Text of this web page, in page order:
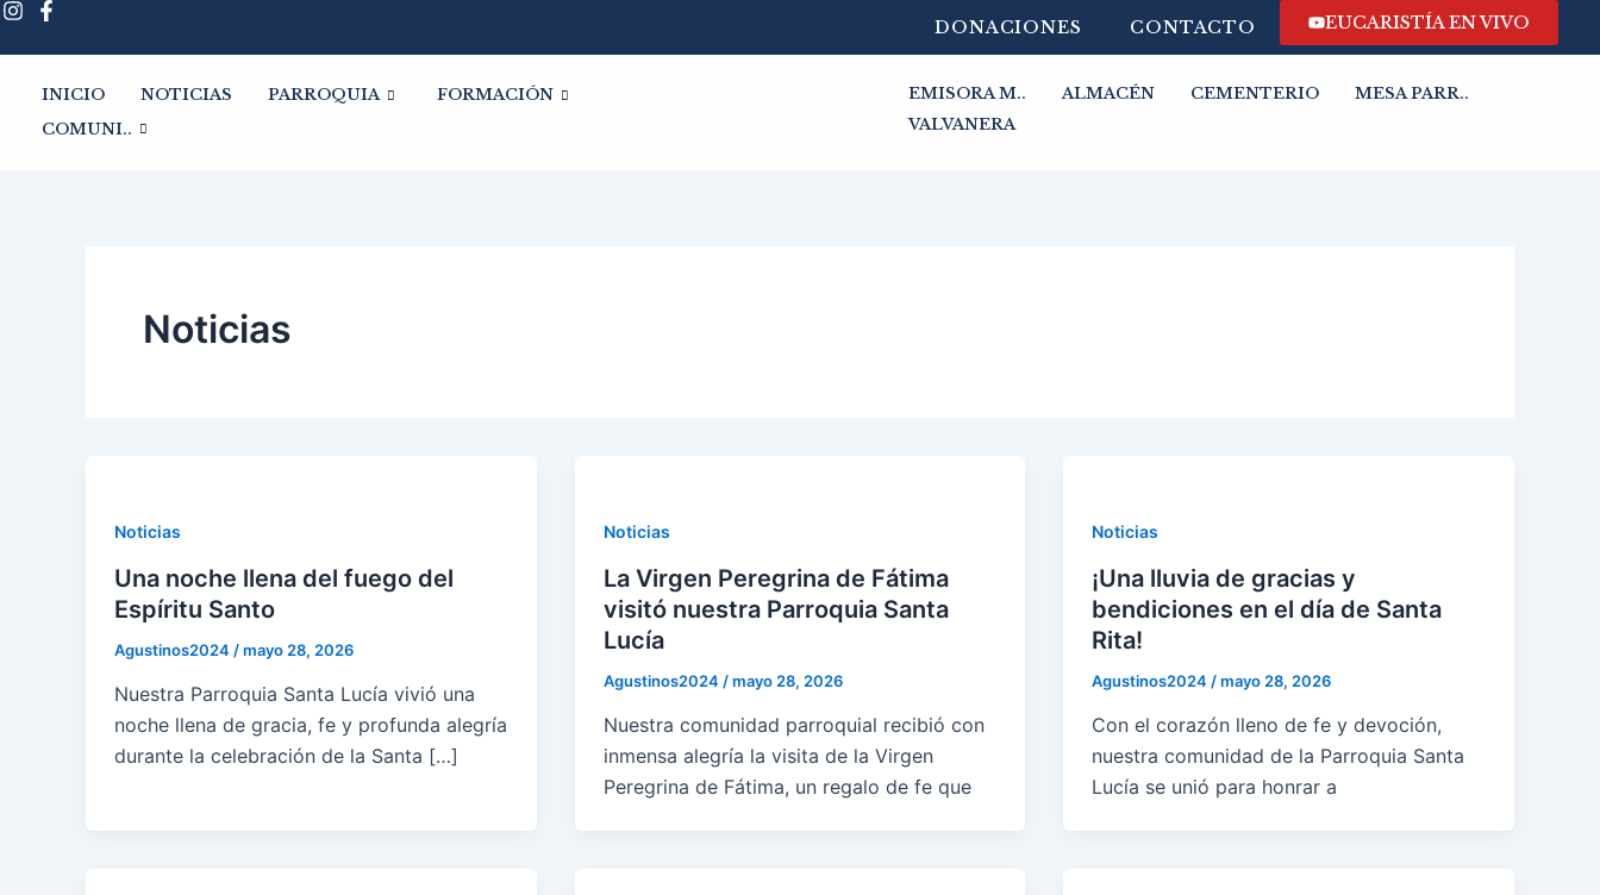
Ir
DONACIONES CONTACTO EUCARISTÍA EN VIVO
INICIO NOTICIAS PARROQUIA
FORMACIÓN
COMUNI..
EMISORA M.. ALMACÉN CEMENTERIO
MESA PARR..
VALVANERA
Noticias
Noticias
Una noche llena del fuego del
Espíritu Santo
Agustinos2024 /mayo 28, 2026
Nuestra Parroquia Santa Lucía vivió una
noche llena de gracia, fe y profunda alegría
durante la celebración de la Santa […]
Noticias
La Virgen Peregrina de Fátima
visitó nuestra Parroquia Santa
Lucía
Agustinos2024 /mayo 28, 2026
Nuestra comunidad parroquial recibió con
inmensa alegría la visita de la Virgen
Peregrina de Fátima, un regalo de fe que
Noticias
¡Una lluvia de gracias y
bendiciones en el día de Santa
Rita!
Agustinos2024 /mayo 28, 2026
Con el corazón lleno de fe y devoción,
nuestra comunidad de la Parroquia Santa
Lucía se unió para honrar a